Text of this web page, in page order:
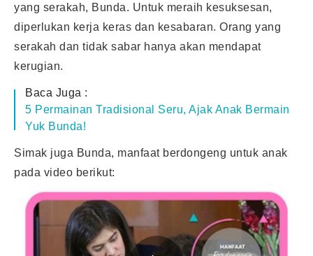
yang serakah, Bunda. Untuk meraih kesuksesan,
diperlukan kerja keras dan kesabaran. Orang yang
serakah dan tidak sabar hanya akan mendapat
kerugian.
Baca Juga :
5 Permainan Tradisional Seru, Ajak Anak Bermain
Yuk Bunda!
Simak juga Bunda, manfaat berdongeng untuk anak
pada video berikut: